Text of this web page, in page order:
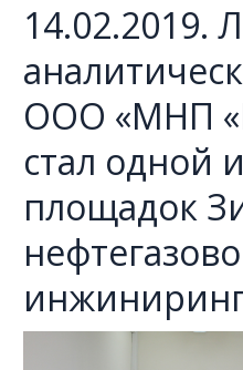
14.02.2019.
ООО «МНП
стал одной
площадок